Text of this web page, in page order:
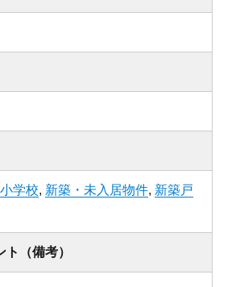
学校, 新築・未入居物件, 新築戸
（備考）